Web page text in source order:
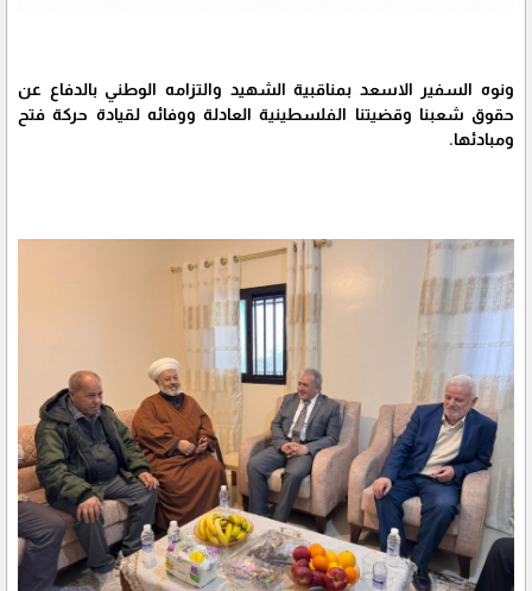
ونوه السفير الاسعد بمناقبية الشهيد والتزامه الوطني بالدفاع عن
حقوق شعبنا وقضيتنا الفلسطينية العادلة ووفائه لقيادة حركة فتح
ومبادئها.